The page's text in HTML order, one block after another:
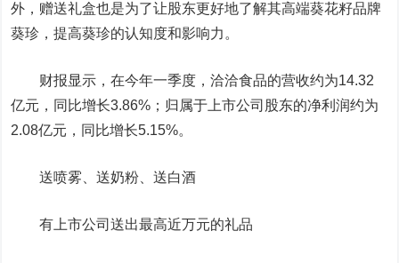
外，赠送礼盒也是为了让股东更好地了解其高端葵花籽品牌
葵珍，提高葵珍的认知度和影响力。
财报显示，在今年一季度，洽洽食品的营收约为14.32
亿元，同比增长3.86%；归属于上市公司股东的净利润约为
2.08亿元，同比增长5.15%。
送喷雾、送奶粉、送白酒
有上市公司送出最高近万元的礼品